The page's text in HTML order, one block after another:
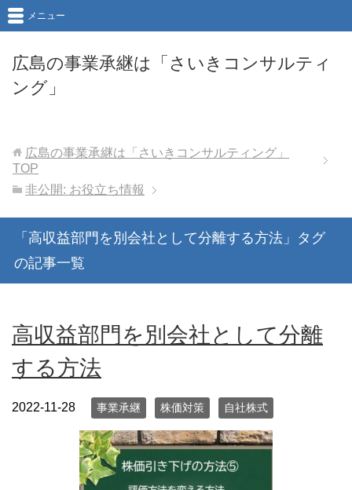
広島の事業承継は「さいきコンサルティ
ング」
メニュー
広島の事業承継は「さいきコンサルティング」
TOP
非公開: お役立ち情報
「高収益部門を別会社として分離する方法」タグ
の記事一覧
高収益部門を別会社として分離
する方法
2022-11-28 事業承継 株価対策 自社株式